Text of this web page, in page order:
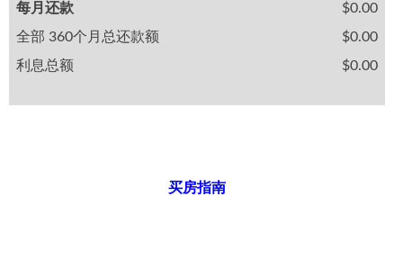
每月还款
$0.00
全部 360个月总还款额
$0.00
利息总额
$0.00
买房指南